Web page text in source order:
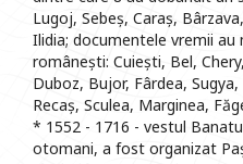
Lugoj, Sebeș, Caraș,
Ilidia; documentele vremii
românești: Cuiești, Bel,
Duboz, Bujor, Fârdea,
Recaș, Sculea, Marginea,
* 1552 - 1716 - vestul
otomani, a fost organizat